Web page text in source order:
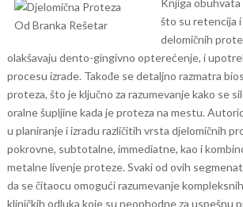
Knjiga
što su retencija i
delomičnih
olakšavaju dento-gingivno opterećenje, i
procesu izrade. Takođe se detaljno razmatra
proteza, što je ključno za razumevanje kako se
oralne šupljine kada je proteza na mestu.
u planiranje i izradu različitih vrsta djelomičnih
pokrovne, subtotalne, immediatne, kao i
metalne livenje proteze. Svaki od ovih
da se čitaocu omogući razumevanje
kliničkih odluka koje su neophodne za uspešnu